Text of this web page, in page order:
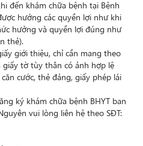
đến khám chữa bệnh tại Bệnh
hưởng các quyền lợi như khi
hưởng và quyền lợi đúng như
thẻ).
giới thiệu, chỉ cần mang theo
giấy tờ tùy thân có ảnh hợp lệ
cước, thẻ đảng, giấy phép lái
ký khám chữa bệnh BHYT ban
vui lòng liên hệ theo SĐT: